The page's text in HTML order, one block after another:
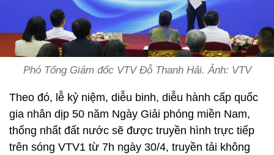
Phó Tổng Giám đốc VTV Đỗ Thanh Hải. Ảnh: VTV
Theo đó, lễ kỷ niệm, diễu binh, diễu hành cấp quốc
gia nhân dịp 50 năm Ngày Giải phóng miền Nam,
thống nhất đất nước sẽ được truyền hình trực tiếp
trên sóng VTV1 từ 7h ngày 30/4, truyền tải không